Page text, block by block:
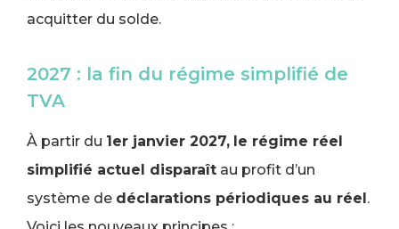
acquitter du solde.
2027 : la fin du régime simplifié de
TVA
À partir du 1er janvier 2027, le régime réel
simplifié actuel disparaît au profit d’un
système de déclarations périodiques au réel.